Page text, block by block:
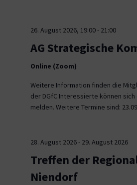
26. August 2026, 19:00- 21:00
AG Strategische
Online (Zoom)
Weitere Information finden die
der DGfC Interessierte können
melden. Weitere Termine sind:
28. August 2026- 29. August 2026
Treffen der
Niendorf